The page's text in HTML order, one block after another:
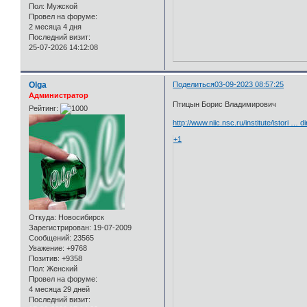
Пол: Мужской
Провел на форуме:
2 месяца 4 дня
Последний визит:
25-07-2026 14:12:08
Поделиться03-09-2023 08:57:25
Olga
Администратор
Рейтинг:
Откуда: Новосибирск
Зарегистрирован: 19-07-2009
Сообщений: 23565
Уважение: +9768
Позитив: +9358
Пол: Женский
Провел на форуме:
4 месяца 29 дней
Последний визит:
Птицын Борис Владимирович
http://www.niic.nsc.ru/institute/istori …
+1